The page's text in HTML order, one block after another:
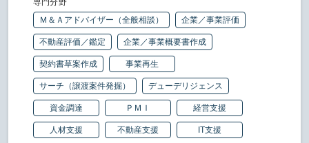
Ｍ＆Ａアドバイザー（全般相談）
企業／事業評価
不動産評価／鑑定 企業／事業概要書作成
契約書草案作成 事業再生
サーチ（譲渡案件発掘） デューデリジェンス
資金調達 ＰＭＩ 経営支援
人材支援 不動産支援 IT支援